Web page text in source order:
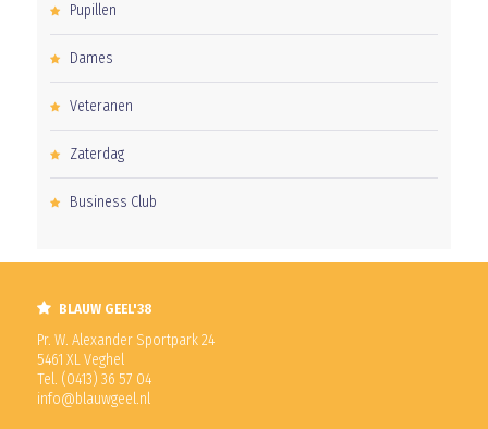
Pupillen
Dames
Veteranen
Zaterdag
Business Club
BLAUW GEEL'38
Pr. W. Alexander Sportpark 24
5461 XL Veghel
Tel. (0413) 36 57 04
info@blauwgeel.nl